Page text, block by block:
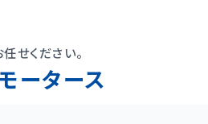
ータース
せください。